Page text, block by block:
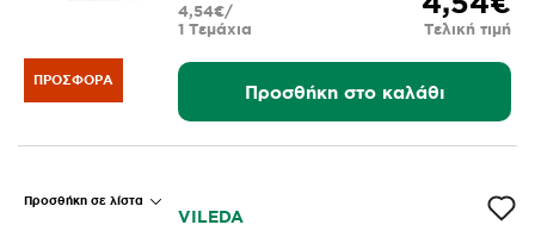
ΠΡΟΣΦΟΡΆ
Τελική τιμή
1 Τεμάχια
4,54€/
Προσθήκη στο καλάθι
Προσθήκη σε λίστα
VILEDA